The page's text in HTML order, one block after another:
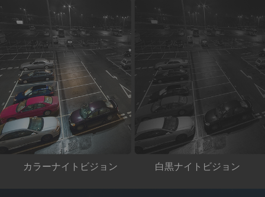
カラーナイトビジョン 白黒ナイトビジョン